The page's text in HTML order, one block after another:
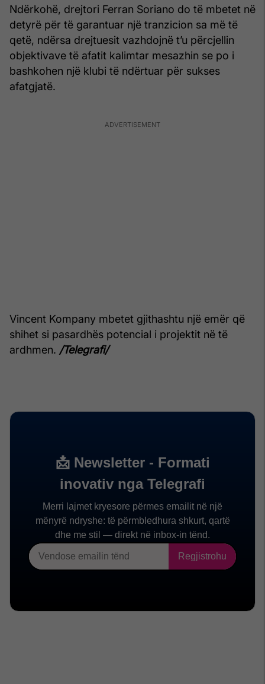
Ndërkohë, drejtori Ferran Soriano do të mbetet në
detyrë për të garantuar një tranzicion sa më të
qetë, ndërsa drejtuesit vazhdojnë t’u përcjellin
objektivave të afatit kalimtar mesazhin se po i
bashkohen një klubi të ndërtuar për sukses
afatgjatë.
Vincent Kompany mbetet gjithashtu një emër që
shihet si pasardhës potencial i projektit në të
ardhmen. /Telegrafi/